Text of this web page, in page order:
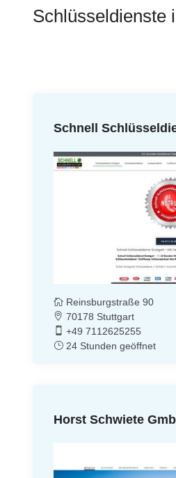
Schlüsseldienste
Schnell
Reinsburgstraße 90
70178 Stuttgart
+49 7112625255
24 Stunden geöffnet
Horst Schwiete